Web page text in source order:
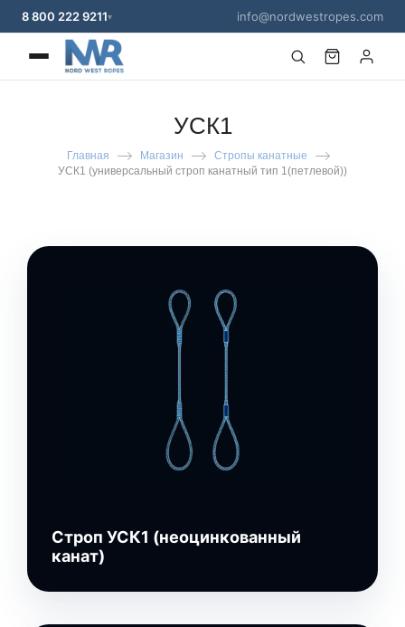
8 800 222 9211▾ info@nordwestropes.com
УСК1
Главная Магазин
Стропы канатные
УСК1 (универсальный строп канатный тип 1(петлевой))
Строп УСК1 (неоцинкованный
канат)